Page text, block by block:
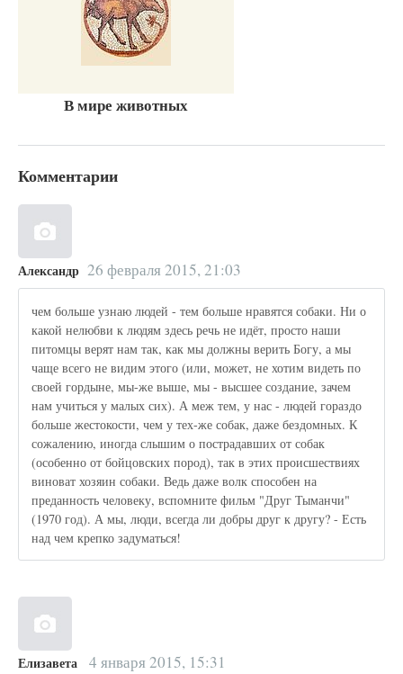
В мире животных
Комментарии
Александр 26 февраля 2015, 21:03
чем больше узнаю людей - тем больше нравятся собаки. Ни о
какой нелюбви к людям здесь речь не идёт, просто наши
питомцы верят нам так, как мы должны верить Богу, а мы
чаще всего не видим этого (или, может, не хотим видеть по
своей гордыне, мы-же выше, мы - высшее создание, зачем
нам учиться у малых сих). А меж тем, у нас - людей гораздо
больше жестокости, чем у тех-же собак, даже бездомных. К
сожалению, иногда слышим о пострадавших от собак
(особенно от бойцовских пород), так в этих происшествиях
виноват хозяин собаки. Ведь даже волк способен на
преданность человеку, вспомните фильм "Друг Тыманчи"
(1970 год). А мы, люди, всегда ли добры друг к другу? - Есть
над чем крепко задуматься!
Елизавета 4 января 2015, 15:31